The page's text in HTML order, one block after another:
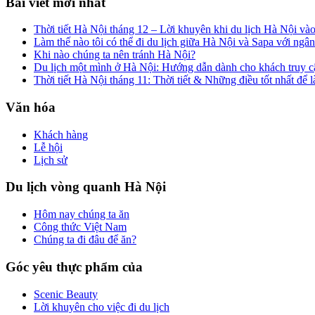
Thời tiết Hà Nội tháng 12 – Lời khuyên khi du lịch Hà Nội vào
Làm thế nào tôi có thể đi du lịch giữa Hà Nội và Sapa với
Khi nào chúng ta nên tránh Hà Nội?
Du lịch một mình ở Hà Nội: Hướng dẫn dành cho khách truy
Thời tiết Hà Nội tháng 11: Thời tiết & Những điều tốt nhất để
Văn hóa
Khách hàng
Lễ hội
Lịch sử
Du lịch vòng quanh Hà Nội
Hôm nay chúng ta ăn
Công thức Việt Nam
Chúng ta đi đâu để ăn?
Góc yêu thực phẩm của
Scenic Beauty
Lời khuyên cho việc đi du lịch